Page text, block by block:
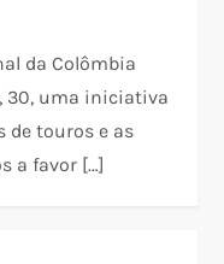
da Colômbia
30, uma iniciativa
de touros e as
a favor […]